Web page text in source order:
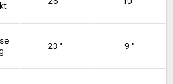
23 ° 9 °